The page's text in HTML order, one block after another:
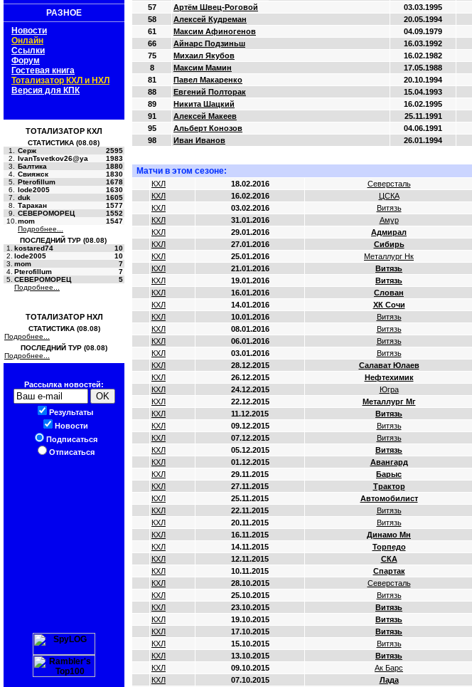
РАЗНОЕ
Новости
Онлайн
Ссылки
Форум
Гостевая книга
Тотализатор КХЛ и НХЛ
Версия для КПК
ТОТАЛИЗАТОР КХЛ
СТАТИСТИКА (08.08)
1.
Серж
2595
2.
IvanTsvetkov26@ya
1983
3.
Балтика
1880
4.
Свияжск
1830
5.
Pterofillum
1678
6.
lode2005
1630
7.
duk
1605
8.
Таракан
1577
9.
СЕВЕРОМОРЕЦ
1552
10. mom
1547
Подробнее...
ПОСЛЕДНИЙ ТУР (08.08)
1.
kostared74
10
2. lode2005
10
3. mom
7
4. Pterofillum
7
5. СЕВЕРОМОРЕЦ
5
Подробнее...
ТОТАЛИЗАТОР НХЛ
СТАТИСТИКА (08.08)
Подробнее...
ПОСЛЕДНИЙ ТУР (08.08)
Подробнее...
Рассылка новостей:
Результаты
Новости
Подписаться
Отписаться
57
Артём Швец-Роговой 03.03.1995
58
Алексей Кудреман 20.05.1994
61
Максим Афиногенов 04.09.1979
66
Айнарс Подзиньш 16.03.1992
75
Михаил Якубов 16.02.1982
8
Максим Мамин 17.05.1988
81
Павел Макаренко 20.10.1994
88
Евгений Полторак 15.04.1993
89
Никита Шацкий 16.02.1995
91
Алексей Макеев 25.11.1991
95
Альберт Конозов 04.06.1991
98
Иван Иванов 26.01.1994
Матчи в этом сезоне:
КХЛ 18.02.2016 Северсталь
КХЛ
16.02.2016 ЦСКА
КХЛ
03.02.2016 Витязь
КХЛ
31.01.2016 Амур
КХЛ
29.01.2016 Адмирал
КХЛ
27.01.2016 Сибирь
КХЛ
25.01.2016 Металлург Нк
КХЛ
21.01.2016 Витязь
КХЛ
19.01.2016 Витязь
КХЛ
16.01.2016 Слован
КХЛ
14.01.2016 ХК Сочи
КХЛ
10.01.2016 Витязь
КХЛ
08.01.2016 Витязь
КХЛ
06.01.2016 Витязь
КХЛ
03.01.2016 Витязь
КХЛ
28.12.2015 Салават Юлаев
КХЛ
26.12.2015 Нефтехимик
КХЛ
24.12.2015 Югра
КХЛ
22.12.2015 Металлург Мг
КХЛ
11.12.2015 Витязь
КХЛ
09.12.2015 Витязь
КХЛ
07.12.2015 Витязь
КХЛ
05.12.2015 Витязь
КХЛ
01.12.2015 Авангард
КХЛ
29.11.2015 Барыс
КХЛ
27.11.2015 Трактор
КХЛ
25.11.2015 Автомобилист
КХЛ
22.11.2015 Витязь
КХЛ
20.11.2015 Витязь
КХЛ
16.11.2015 Динамо Мн
КХЛ
14.11.2015 Торпедо
КХЛ
12.11.2015 СКА
КХЛ
10.11.2015 Спартак
КХЛ
28.10.2015 Северсталь
КХЛ
25.10.2015 Витязь
КХЛ
23.10.2015 Витязь
КХЛ
19.10.2015 Витязь
КХЛ
17.10.2015 Витязь
КХЛ
15.10.2015 Витязь
КХЛ
13.10.2015 Витязь
КХЛ
09.10.2015 Ак Барс
КХЛ
07.10.2015 Лада